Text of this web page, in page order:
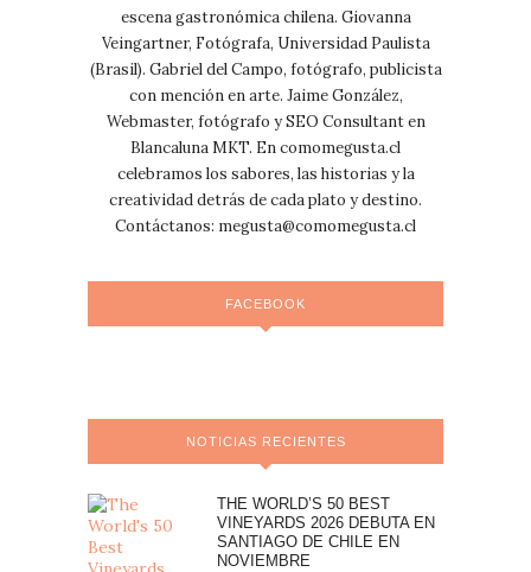
escena gastronómica chilena. Giovanna
Veingartner, Fotógrafa, Universidad Paulista
(Brasil). Gabriel del Campo, fotógrafo, publicista
con mención en arte. Jaime González,
Webmaster, fotógrafo y SEO Consultant en
Blancaluna MKT. En comomegusta.cl
celebramos los sabores, las historias y la
creatividad detrás de cada plato y destino.
Contáctanos: megusta@comomegusta.cl
FACEBOOK
NOTICIAS RECIENTES
THE WORLD’S 50 BEST
VINEYARDS 2026 DEBUTA EN
SANTIAGO DE CHILE EN
NOVIEMBRE